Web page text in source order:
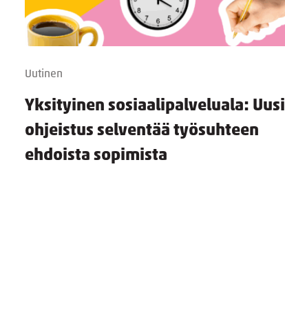
Uutinen
Yksityinen sosiaalipalveluala: Uusi
ohjeistus selventää työsuhteen
ehdoista sopimista